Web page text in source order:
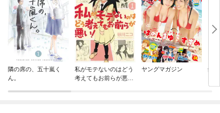
隣の席の、五十嵐く
ん。
私がモテないのはどう
考えてもお前らが悪
ヤングマガジン 銀